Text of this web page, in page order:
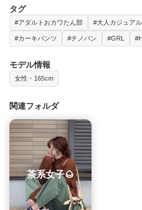
タグ
#アダルトおカワたん部 #大人カジュアル
#カーキパンツ #チノパン #GRL
モデル情報
女性・165cm
関連フォルダ
茶系女子🌰